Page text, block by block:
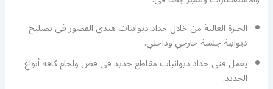
الخبرة العالية من خلال حداد ديوانيات هندي القصور قي تصليح
ديوانية جلسة خارجي وداخلي.
يعمل فني حداد ديوانيات مقاطع حديد في قص ولحام كافة أنواع
الحديد.